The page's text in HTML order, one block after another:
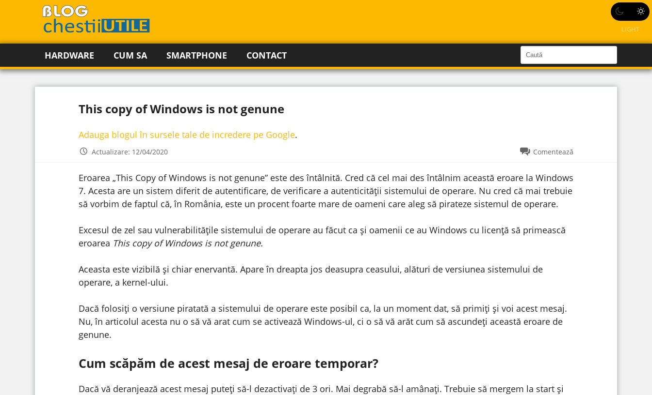
LIGHT
HARDWARE CUM SA SMARTPHONE CONTACT
a
s
t
e
C
a
This copy of Windows is not genune
Adauga blogul în sursele tale de incredere pe Google.
Actualizare: 12/04/2020 Comentează
Eroarea „This Copy of Windows is not genune” este des întâlnită. Cred că cel mai des întâlnim această eroare la Windows
7. Acesta are un sistem diferit de autentificare, de verificare a autenticității sistemului de operare. Nu cred că mai trebuie
să vorbim de faptul că, în România, este un procent foarte mare de oameni care aleg să pirateze sistemul de operare.
Excesul de zel sau vulnerabilitățile sistemului de operare au făcut ca și oamenii ce au Windows cu licență să primească
eroarea This copy of Windows is not genune.
Aceasta este vizibilă și chiar enervantă. Apare în dreapta jos deasupra ceasului, alături de versiunea sistemului de
operare, a kernel-ului.
Dacă folosiți o versiune piratată a sistemului de operare este posibil ca, la un moment dat, să primiți și voi acest mesaj.
Nu, în articolul acesta nu o să vă arat cum se activează Windows-ul, ci o să vă arăt cum să ascundeți această eroare de
genune.
Cum scăpăm de acest mesaj de eroare temporar?
Dacă vă deranjează acest mesaj puteți să-l dezactivați de 3 ori. Mai degrabă să-l amânați. Trebuie să mergem la start și